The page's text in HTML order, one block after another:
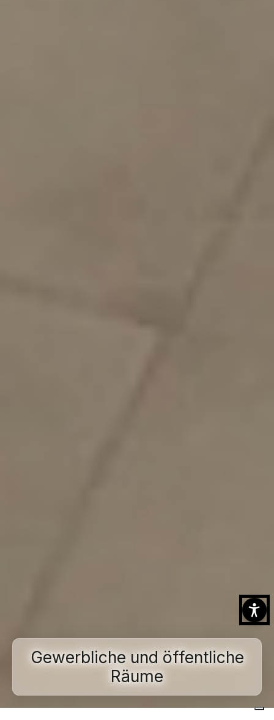
Gewerbliche und öffentliche
Räume